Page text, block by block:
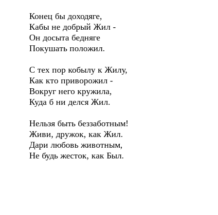
Конец бы доходяге,
Кабы не добрый Жил -
Он досыта бедняге
Покушать положил.
С тех пор кобылу к Жилу,
Как кто приворожил -
Вокруг него кружила,
Куда б ни делся Жил.
Нельзя быть беззаботным!
Живи, дружок, как Жил.
Дари любовь животным,
Не будь жесток, как Был.